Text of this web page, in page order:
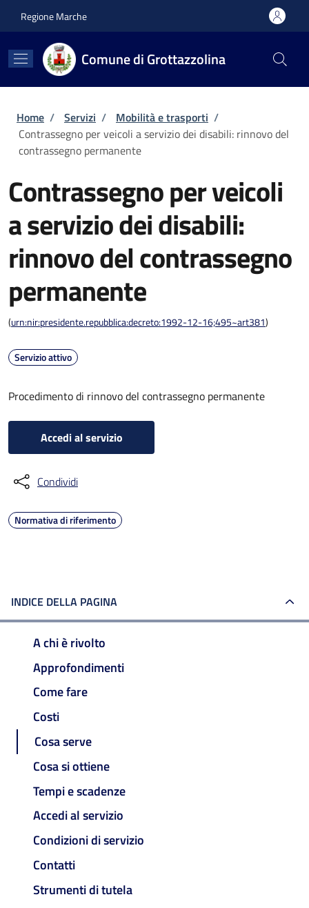
Regione Marche
Comune di Grottazzolina
Briciole di pane
Home / Servizi / Mobilità e trasporti /
Contrassegno per veicoli a servizio dei disabili: rinnovo del
contrassegno permanente
Contrassegno per veicoli
a servizio dei disabili:
rinnovo del contrassegno
permanente
(urn:nir:presidente.repubblica:decreto:1992-12-16;495~art381)
Servizio attivo
Procedimento di rinnovo del contrassegno permanente
Accedi al servizio
Condividi
Normativa di riferimento
INDICE DELLA PAGINA
A chi è rivolto
Approfondimenti
Come fare
Costi
Cosa serve
Cosa si ottiene
Tempi e scadenze
Accedi al servizio
Condizioni di servizio
Contatti
Strumenti di tutela